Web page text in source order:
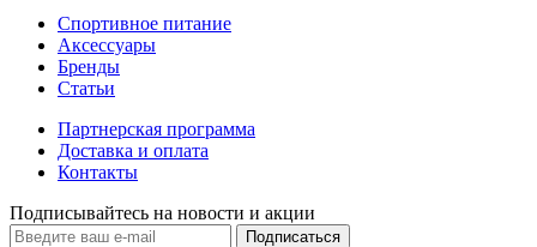
Спортивное питание
Аксессуары
Бренды
Статьи
Партнерская программа
Доставка и оплата
Контакты
Подписывайтесь на новости и акции
Подписаться